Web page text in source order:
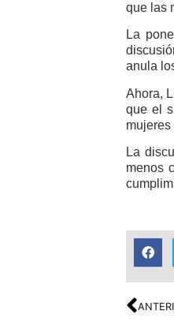
que las
La
anula
Ahora,
que el
La
menos